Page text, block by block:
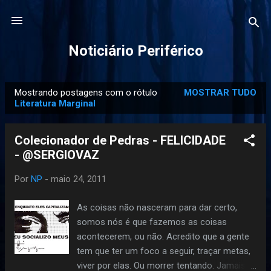
Noticiário Periférico
o
Mostrando postagens com o rótulo
Literatura Marginal
MOSTRAR TUDO
Colecionador de Pedras - FELICIDADE
- @SERGIOVAZ
Por NP - maio 24, 2011
As coisas não nasceram para dar certo,
somos nós é que fazemos as coisas
acontecerem, ou não. Acredito que a gente
tem que ter um foco a seguir, traçar metas,
viver por elas. Ou morrer tentando. Jamais